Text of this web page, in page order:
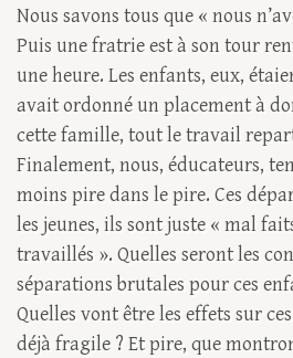
Nous savons tous que « nous
Puis une fratrie est à son tour
une heure. Les enfants, eux,
avait ordonné un placement à
cette famille, tout le travail
Finalement, nous, éducateurs,
moins pire dans le pire. Ces
les jeunes, ils sont juste « mal
travaillés ». Quelles seront les
séparations brutales pour ces
Quelles vont être les effets sur
déjà fragile ? Et pire, que